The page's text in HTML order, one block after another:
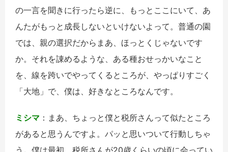
の一言を聞きに行ったら逆に、もっとここにいて、あ
んたがもっと成長しないといけないよって。普通の園
では、親の選択だからまあ、ほっとくじゃないです
か。それを諌めるような、ある種おせっかいなこと
を、線を跨いでやってくるところが、やっぱりすごく
「大地」で、僕は、好きなところなんです。
ミシマ ：まあ、ちょっと僕と税所さんって似たところ
があると思うんですよ。パッと思いついて行動しちゃ